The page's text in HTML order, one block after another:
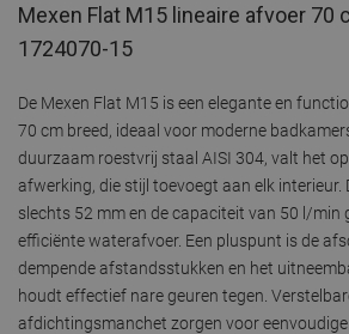
Mexen Flat M15 lineaire afvoer 70
1724070-15
De Mexen Flat M15 is een elegante en
70 cm breed, ideaal voor moderne
duurzaam roestvrij staal AISI 304, valt het
afwerking, die stijl toevoegt aan elk interieur.
slechts 52 mm en de capaciteit van 50 l/min
efficiënte waterafvoer. Een pluspunt is de
dempende afstandsstukken en het
houdt effectief nare geuren tegen.
afdichtingsmanchet zorgen voor